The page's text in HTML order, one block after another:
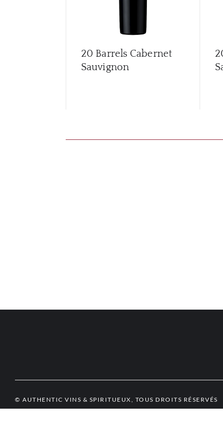
20 Barrels Cabernet
Sauvignon
© AUTHENTIC VINS & SPIRITUEUX, TOUS DROITS RÉSERVÉS